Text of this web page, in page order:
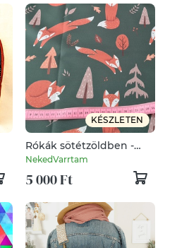
KÉSZLETEN
Rókák sötétzöldben -
vízhatlan gyöngyvászon
NekedVarrtam
5 000 Ft